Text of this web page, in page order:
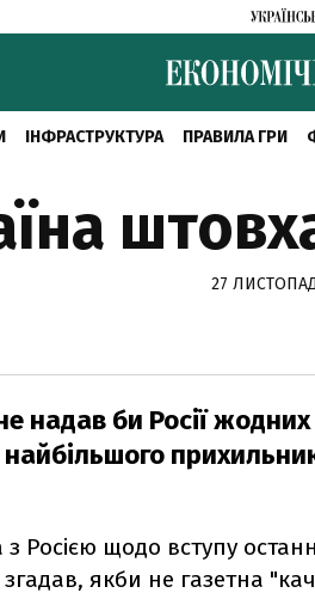
ІНФРАСТРУКТУРА ПРАВИЛА ГРИ
27
надав би Росії
Росією щодо вступу
згадав, якби не газетна